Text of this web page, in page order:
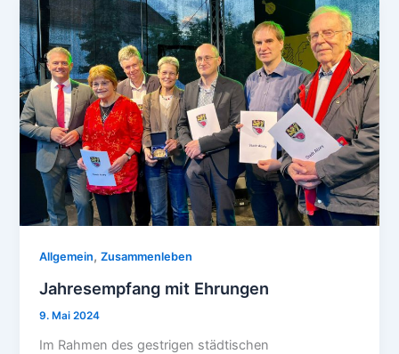
Allgemein,Zusammenleben
Jahresempfang mit Ehrungen
9. Mai 2024
Im Rahmen des gestrigen städtischen